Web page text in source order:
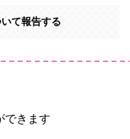
て報告する
できます